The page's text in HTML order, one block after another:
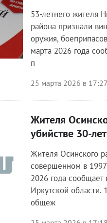
53-летнего жителя
района признали
оружия,
марта 2026 года
п
25 марта 2026 в 17:27
Жителя
убийстве 30-
Жителя Осинского
совершенном в
2026 года
Иркутской области.
общеж